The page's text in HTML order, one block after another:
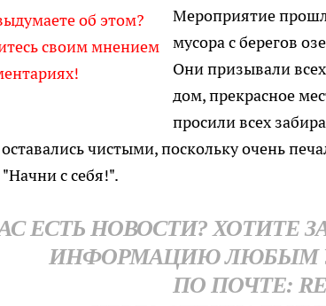
об этом?
своим мнением
Мероприятие
мусора с берегов
Они призывали
дом, прекрасное
просили всех
оставались чистыми, поскольку очень
с себя!".
ЕСТЬ НОВОСТИ? ХОТИТЕ
ИНФОРМАЦИЮ ЛЮБЫМ
ПО ПОЧТЕ: